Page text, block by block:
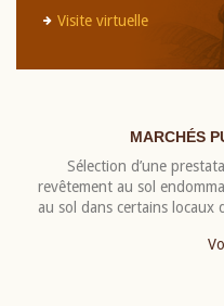
Visite virtuelle
MARCHÉS
Sélection d’une
revêtement au sol
au sol dans certains locaux